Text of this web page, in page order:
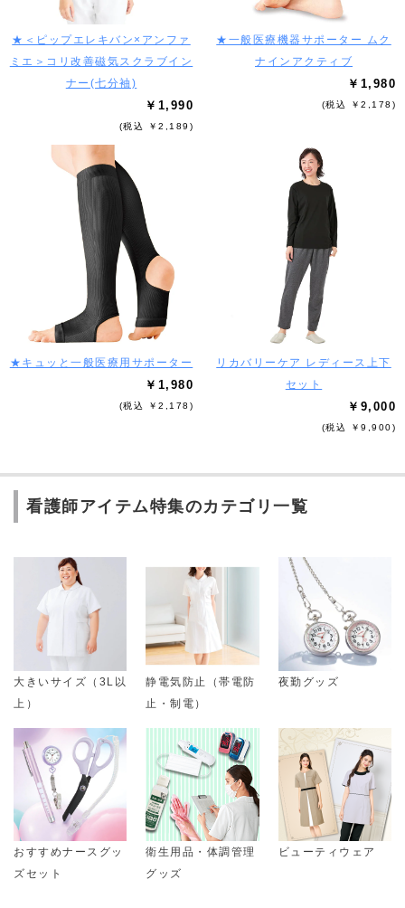
★＜ピップエレキバン×アンファ
ミエ＞コリ改善磁気スクラブイン
ナー(七分袖)
￥1,990
(税込 ￥2,189)
★一般医療機器サポーター ムク
ナインアクティブ
￥1,980
(税込 ￥2,178)
★キュッと一般医療用サポーター
￥1,980
(税込 ￥2,178)
リカバリーケア レディース上下
セット
￥9,000
(税込 ￥9,900)
看護師アイテム特集のカテゴリ一覧
大きいサイズ（3L以
上）
静電気防止（帯電防
止・制電）
夜勤グッズ
おすすめナースグッ
ズセット
衛生用品・体調管理
グッズ
ビューティウェア